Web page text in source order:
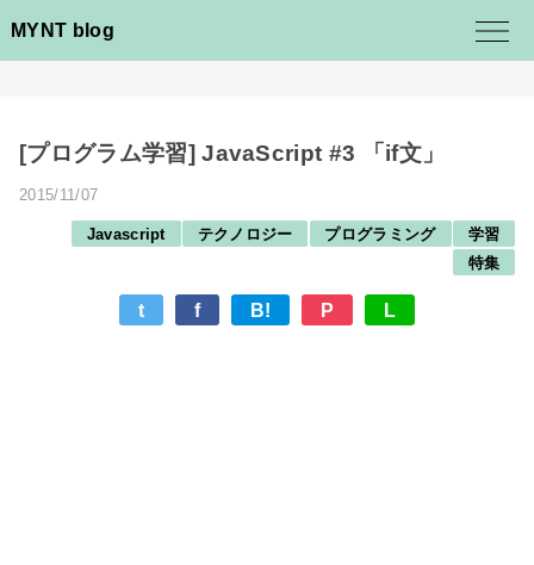
MYNT blog
[プログラム学習] JavaScript #3 「if文」
2015/11/07
Javascript テクノロジー プログラミング
学習
特集
t f B! P L